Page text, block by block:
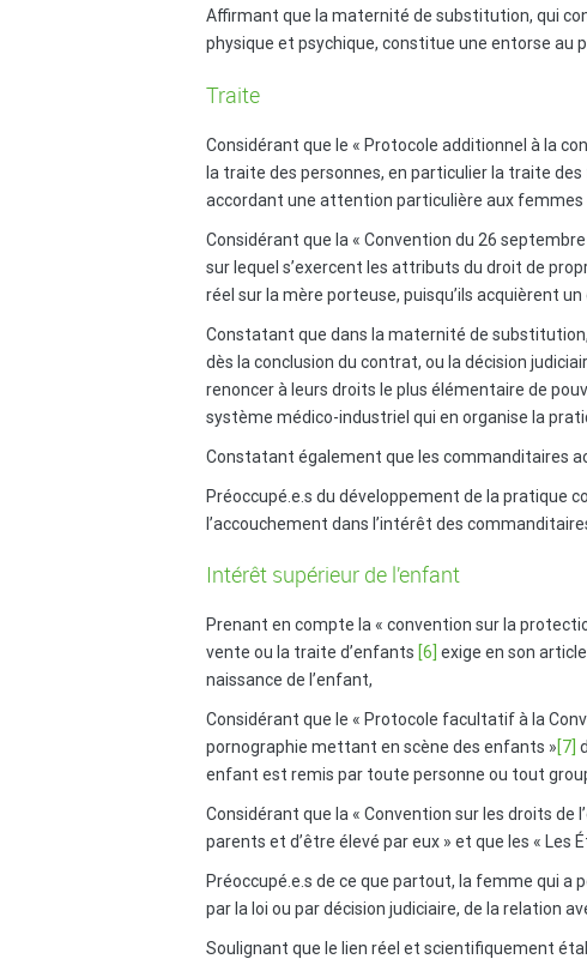
Affirmant que la maternité de substitution, qui
physique et psychique, constitue une entorse au
Traite
Considérant que le « Protocole additionnel à la
la traite des personnes, en particulier la traite
accordant une attention particulière aux femmes
Considérant que la « Convention du 26 septembre
sur lequel s’exercent les attributs du droit de
réel sur la mère porteuse, puisqu’ils acquièrent
Constatant que dans la maternité de
dès la conclusion du contrat, ou la décision
renoncer à leurs droits le plus élémentaire de
système médico-industriel qui en organise la
Constatant également que les commanditaires
Préoccupé.e.s du développement de la pratique
l’accouchement dans l’intérêt des
Intérêt supérieur de l’enfant
Prenant en compte la « convention sur la
vente ou la traite d’enfants [6] exige en son
naissance de l’enfant,
Considérant que le « Protocole facultatif à la
pornographie mettant en scène des enfants »[7]
enfant est remis par toute personne ou tout
Considérant que la « Convention sur les droits de
parents et d’être élevé par eux » et que les « Les
Préoccupé.e.s de ce que partout, la femme qui
par la loi ou par décision judiciaire, de la relation
Soulignant que le lien réel et scientifiquement